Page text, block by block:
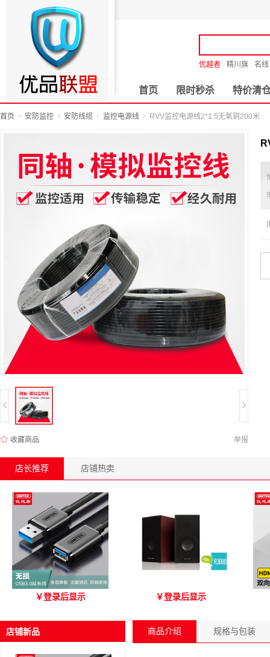
优越者 精川旗 名线
首页 限时秒杀 特价清
首页 安防监控 安防线缆 监控电源线 RVV监控电源线2*1.5无氧铜200米
收藏商品 举报
店长推荐 店铺热卖
优越者Y-C479国标无氧铜
￥登录后显示 爱琴海 A3000 木质音箱
￥登录后显示
店铺新品 商品介绍 规格与包装